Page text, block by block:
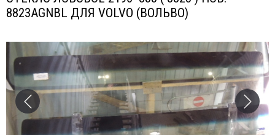
окна
8823AGNBL ДЛЯ VOLVO (ВОЛЬВО)